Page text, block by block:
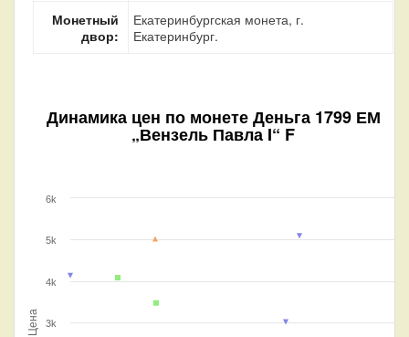
Монетный
двор:
Екатеринбургская монета, г.
Екатеринбург.
Динамика цен по монетеДеньга 1799 ЕМ
„Вензель Павла I“ F
Цена 3k
4k
5k
6k